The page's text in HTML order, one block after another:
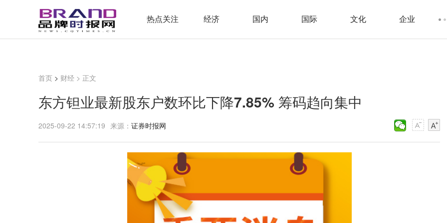
热点关注 经济 国内 国际 文化 企业
首页 > 财经 > 正文
东方钽业最新股东户数环比下降7.85% 筹码趋向集中
2025-09-22 14:57:19 来源： 证券时报网